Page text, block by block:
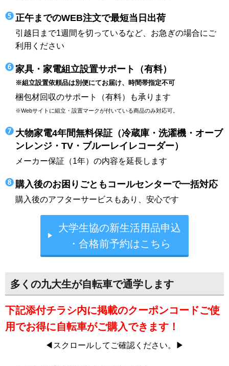
正午までのWEB注文で最短当日出荷
引越日まで1週間を切っているなど、お急ぎの場合にご
利用ください
家具・家電組立設置サポート（有料）
※組立設置依頼品は別便にてお届け、時間帯指定不可
梱包材回収のサポート（有料）も承ります
※Webサイトに組立・設置マークが付いている商品のみ対応可。
大物家電4年間無料保証（冷蔵庫・洗濯機・オーブ
ンレンジ・TV・ブルーレイレコーダー）
メーカー保証（1年）の内容を延長します
購入後のお困りごともコールセンターで一括対応
購入後のアフターサービスもあり、安心です
大学生協の新生活用品申込
・合格前予約はこちら
多くの九大生が自転車で通学します
下記添付チラシ内に掲載のクーポンコードご使
用でお得に自転車がご購入できます！
◀スクロールしてご確認ください。▶